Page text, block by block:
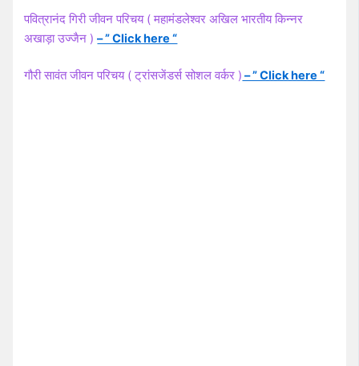
पवित्रानंद गिरी जीवन परिचय ( महामंडलेश्वर अखिल भारतीय किन्नर
अखाड़ा उज्जैन )– ” Click here “
गौरी सावंत जीवन परिचय ( ट्रांसजेंडर्स सोशल वर्कर ) – ” Click here “